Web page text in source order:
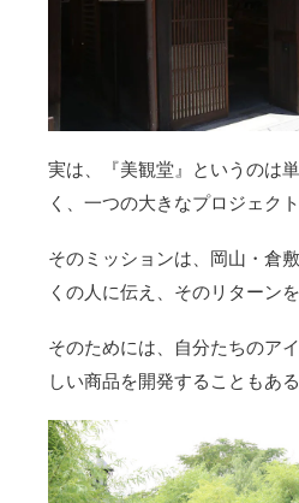
実は、『美観堂』というのは
く、一つの大きなプロジェク
そのミッションは、岡山・倉
くの人に伝え、そのリターン
そのためには、自分たちのア
しい商品を開発することもある